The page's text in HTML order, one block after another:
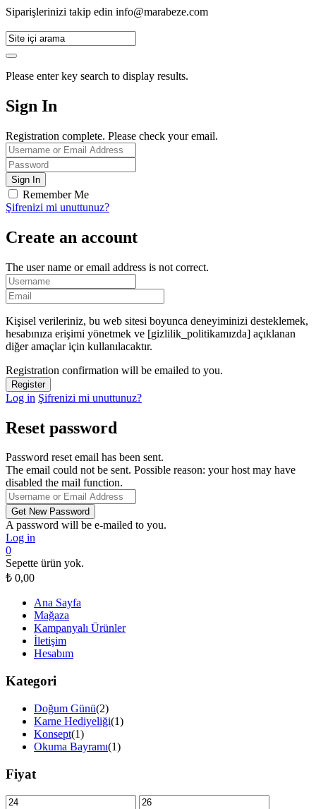
Siparişlerinizi takip edin info@marabeze.com
Please enter key search to display results.
Sign In
Registration complete. Please check your email.
Remember Me
Şifrenizi mi unuttunuz?
Create an account
The user name or email address is not correct.
Kişisel verileriniz, bu web sitesi boyunca deneyiminizi desteklemek,
hesabınıza erişimi yönetmek ve [gizlilik_politikamızda] açıklanan
diğer amaçlar için kullanılacaktır.
Registration confirmation will be emailed to you.
Log in Şifrenizi mi unuttunuz?
Reset password
Password reset email has been sent.
The email could not be sent. Possible reason: your host may have
disabled the mail function.
A password will be e-mailed to you.
Log in
0
Sepette ürün yok.
₺ 0,00
Ana Sayfa
Mağaza
Kampanyalı Ürünler
İletişim
Hesabım
Kategori
Doğum Günü(2)
Karne Hediyeliği(1)
Konsept(1)
Okuma Bayramı(1)
Fiyat